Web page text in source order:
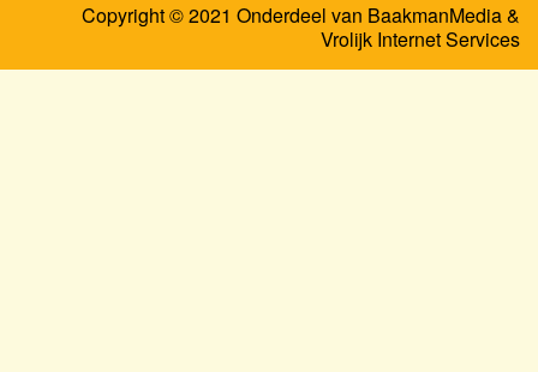
Copyright © 2021 Onderdeel van BaakmanMedia&
Vrolijk Internet Services